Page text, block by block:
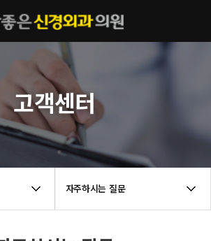
자주하시는 질문
고객센터